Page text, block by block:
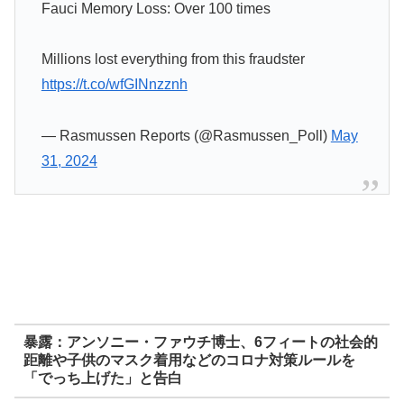
Fauci Memory Loss: Over 100 times
Millions lost everything from this fraudster
https://t.co/wfGINnzznh
— Rasmussen Reports (@Rasmussen_Poll) May
31, 2024
暴露：アンソニー・ファウチ博士、6フィートの社会的
距離や子供のマスク着用などのコロナ対策ルールを
「でっち上げた」と告白